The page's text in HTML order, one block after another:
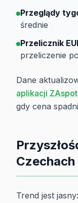
Przeglądy
średnie
Przelicznik
przeliczenie
Dane
aplikacji ZAspot
gdy cena
Czechach
Trend jest jasny: